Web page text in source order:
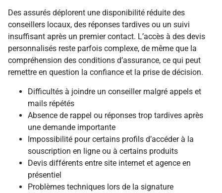
Des assurés déplorent une disponibilité réduite des
conseillers locaux, des réponses tardives ou un suivi
insuffisant après un premier contact. L’accès à des devis
personnalisés reste parfois complexe, de même que la
compréhension des conditions d’assurance, ce qui peut
remettre en question la confiance et la prise de décision.
Difficultés à joindre un conseiller malgré appels et
mails répétés
Absence de rappel ou réponses trop tardives après
une demande importante
Impossibilité pour certains profils d’accéder à la
souscription en ligne ou à certains produits
Devis différents entre site internet et agence en
présentiel
Problèmes techniques lors de la signature